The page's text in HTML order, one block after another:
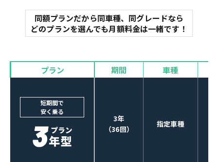
オイル交換 諸費用
マット
バイザー
3
オプションも選べる！
同額プランだから同車種、同グレードなら
どのプランを選んでも月額料金は一緒です！
プラン 期間 車種
短期間で
安く乗る
3年
（36回）
指定車種